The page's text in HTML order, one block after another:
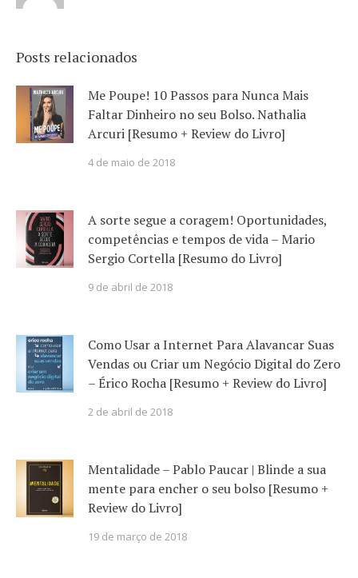
Posts relacionados
Me Poupe! 10 Passos para Nunca Mais
Faltar Dinheiro no seu Bolso. Nathalia
Arcuri [Resumo + Review do Livro]
4 de maio de 2018
A sorte segue a coragem! Oportunidades,
competências e tempos de vida – Mario
Sergio Cortella [Resumo do Livro]
9 de abril de 2018
Como Usar a Internet Para Alavancar Suas
Vendas ou Criar um Negócio Digital do Zero
– Érico Rocha [Resumo + Review do Livro]
2 de abril de 2018
Mentalidade – Pablo Paucar | Blinde a sua
mente para encher o seu bolso [Resumo +
Review do Livro]
19 de março de 2018